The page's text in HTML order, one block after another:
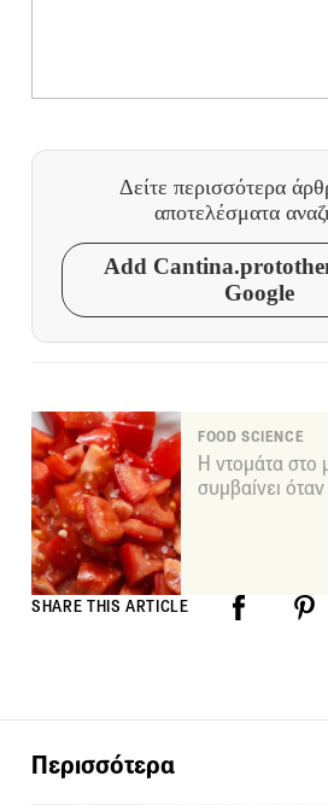
Δείτε περισσότερα
αποτελέσματα
Add
Google
FOOD SCIENCE
Η ντομάτα στο
συμβαίνει
SHARE THIS ARTICLE
Περισσότερα